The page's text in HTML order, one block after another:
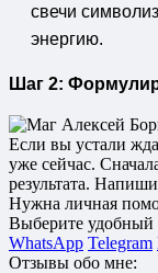
свечи
энергию.
Шаг 2:
Если вы устали
уже сейчас.
результата.
Нужна личная
Выберите удобный
WhatsApp Telegram
Отзывы обо мне: